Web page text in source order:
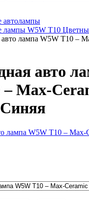
автолампы
лампы W5W T10
лампа W5W T10 –
авто
– Max-